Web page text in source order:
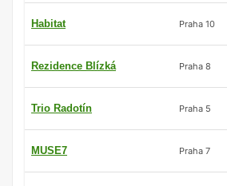
Habitat Praha 10
Rezidence Blízká Praha 8
Trio Radotín Praha 5
MUSE7 Praha 7